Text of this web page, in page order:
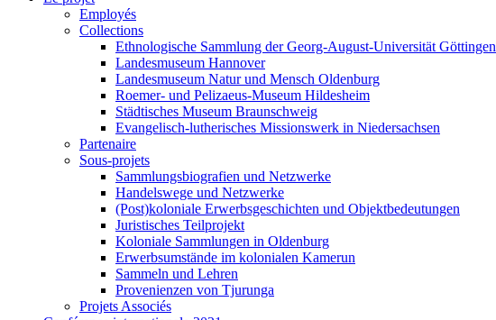
Employés
Collections
Ethnologische Sammlung der Georg-August-Universität Göttingen
Landesmuseum Hannover
Landesmuseum Natur und Mensch Oldenburg
Roemer- und Pelizaeus-Museum Hildesheim
Städtisches Museum Braunschweig
Evangelisch-lutherisches Missionswerk in Niedersachsen
Partenaire
Sous-projets
Sammlungsbiografien und Netzwerke
Handelswege und Netzwerke
(Post)koloniale Erwerbsgeschichten und Objektbedeutungen
Juristisches Teilprojekt
Koloniale Sammlungen in Oldenburg
Erwerbsumstände im kolonialen Kamerun
Sammeln und Lehren
Provenienzen von Tjurunga
Projets Associés